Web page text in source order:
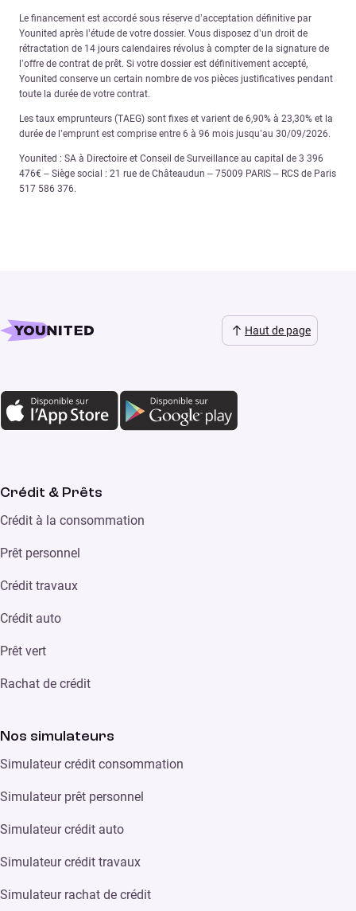
Le financement est accordé sous réserve d’acceptation définitive par
Younited après l’étude de votre dossier. Vous disposez d’un droit de
rétractation de 14 jours calendaires révolus à compter de la signature de
l’offre de contrat de prêt. Si votre dossier est définitivement accepté,
Younited conserve un certain nombre de vos pièces justificatives pendant
toute la durée de votre contrat.
Les taux emprunteurs (TAEG) sont fixes et varient de 6,90% à 23,30% et la
durée de l’emprunt est comprise entre 6 à 96 mois jusqu’au 30/09/2026.
Younited : SA à Directoire et Conseil de Surveillance au capital de 3 396
476€ – Siège social : 21 rue de Châteaudun – 75009 PARIS – RCS de Paris
517 586 376.
Haut de page
Crédit & Prêts
Crédit à la consommation
Prêt personnel
Crédit travaux
Crédit auto
Prêt vert
Rachat de crédit
Nos simulateurs
Simulateur crédit consommation
Simulateur prêt personnel
Simulateur crédit auto
Simulateur crédit travaux
Simulateur rachat de crédit